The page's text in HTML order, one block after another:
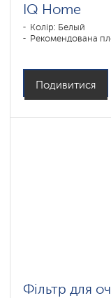
IQ Home
Колір: Белый
Рекомендована
Подивитися
Фільтр для